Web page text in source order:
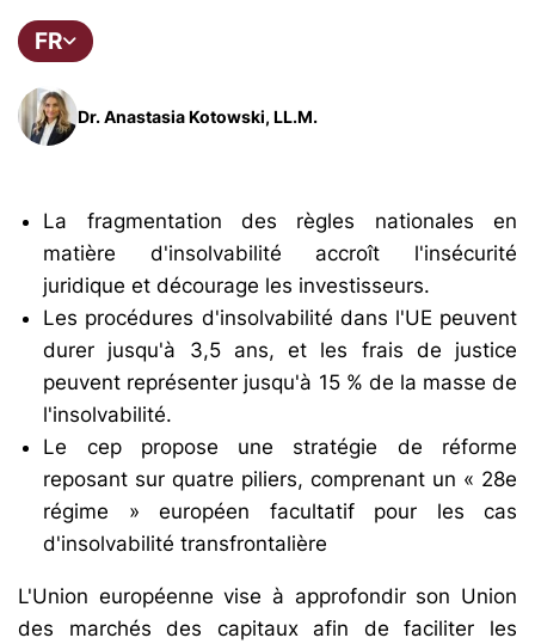
FR
Dr. Anastasia Kotowski, LL.M.
La fragmentation des règles nationales en
matière d'insolvabilité accroît l'insécurité
juridique et décourage les investisseurs.
Les procédures d'insolvabilité dans l'UE peuvent
durer jusqu'à 3,5 ans, et les frais de justice
peuvent représenter jusqu'à 15 % de la masse de
l'insolvabilité.
Le cep propose une stratégie de réforme
reposant sur quatre piliers, comprenant un « 28e
régime » européen facultatif pour les cas
d'insolvabilité transfrontalière
L'Union européenne vise à approfondir son Union
des marchés des capitaux afin de faciliter les